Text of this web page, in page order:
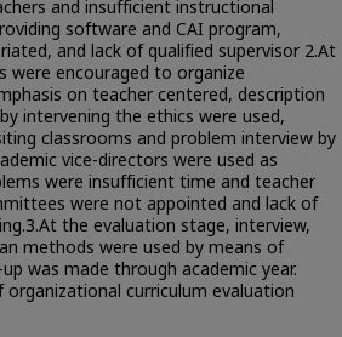
and insufficient instructional
software and CAI program,
and lack of qualified supervisor 2.At
encouraged to organize
on teacher centered, description
intervening the ethics were used,
classrooms and problem interview by
vice-directors were used as
were insufficient time and teacher
were not appointed and lack of
the evaluation stage, interview,
methods were used by means of
was made through academic year.
curriculum evaluation